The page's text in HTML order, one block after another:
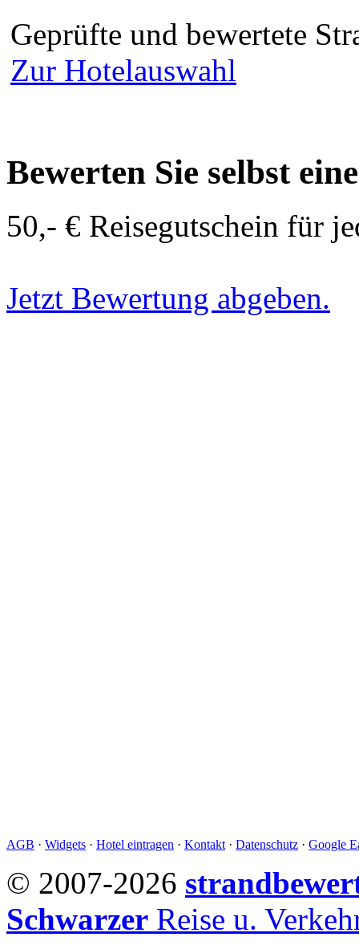
Geprüfte und bewertete
Zur Hotelauswahl
Bewerten Sie selbst
50,- € Reisegutschein für
Jetzt Bewertung abgeben.
AGB · Widgets · Hotel eintragen · Kontakt · Datenschutz · Google
© 2007-2026
Schwarzer Reise u.